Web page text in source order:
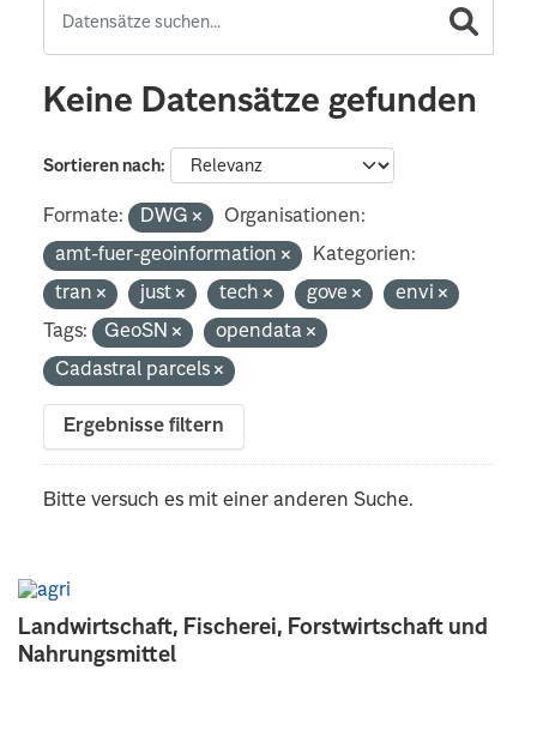
Landwirtschaft, Fischerei, Forstwirtschaft und
Nahrungsmittel
Keine Datensätze gefunden
Sortieren nach
Formate: DWG
Organisationen:
amt-fuer-geoinformation
Kategorien:
tran
just tech gove
envi
Tags:
GeoSN
opendata
Cadastral parcels
Ergebnisse filtern
Bitte versuch es mit einer anderen Suche.